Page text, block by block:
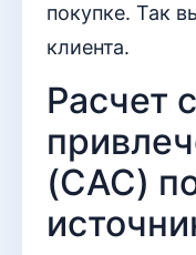
покупке. Так
клиента.
Расчет
(CAC)